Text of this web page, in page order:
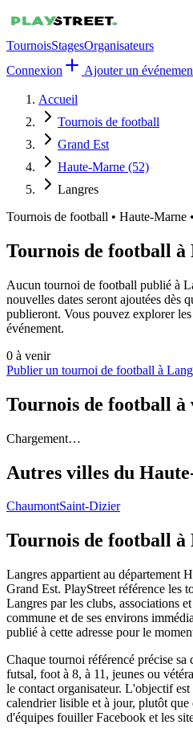
TournoisStagesOrganisateurs
Connexion
Ajouter un
Accueil
Tournois de football
Grand Est
Haute-Marne (52)
Langres
Tournois de football • Haute-Marne
Tournois de football à
Aucun tournoi de football publié à
nouvelles dates seront ajoutées dès
publieront. Vous pouvez explorer
événement.
0 à venir
Publier un tournoi de football à
Tournois de football à
Chargement…
Autres villes du
ChaumontSaint-Dizier
Tournois de football à
Langres appartient au département
Grand Est. PlayStreet référence les
Langres par les clubs, associations
commune et de ses environs
publié à cette adresse pour le
Chaque tournoi référencé précise sa
futsal, foot à 8, à 11, jeunes ou
le contact organisateur. L'objectif
calendrier lisible et à jour, plutôt que
d'équipes fouiller Facebook et les